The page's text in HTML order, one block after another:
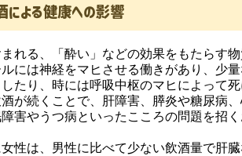
による健康への影響
れる、「酔い」などの効果をもたらす物
には神経をマヒさせる働きがあり、少
たり、時には呼吸中枢のマヒによって
が続くことで、肝障害、膵炎や糖尿病
障害やうつ病といったこころの問題を招く
性は、男性に比べて少ない飲酒量で肝